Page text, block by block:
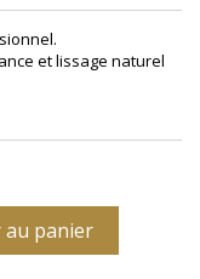
et lissage naturel
panier